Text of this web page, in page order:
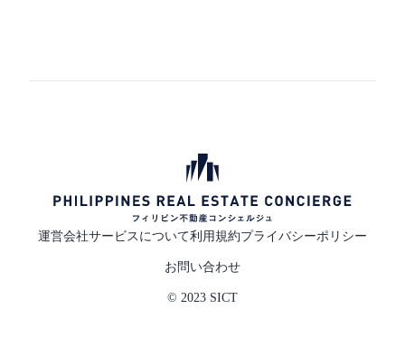
運営会社サービスについて利用規約プライバシーポリシー
お問い合わせ
© 2023 SICT